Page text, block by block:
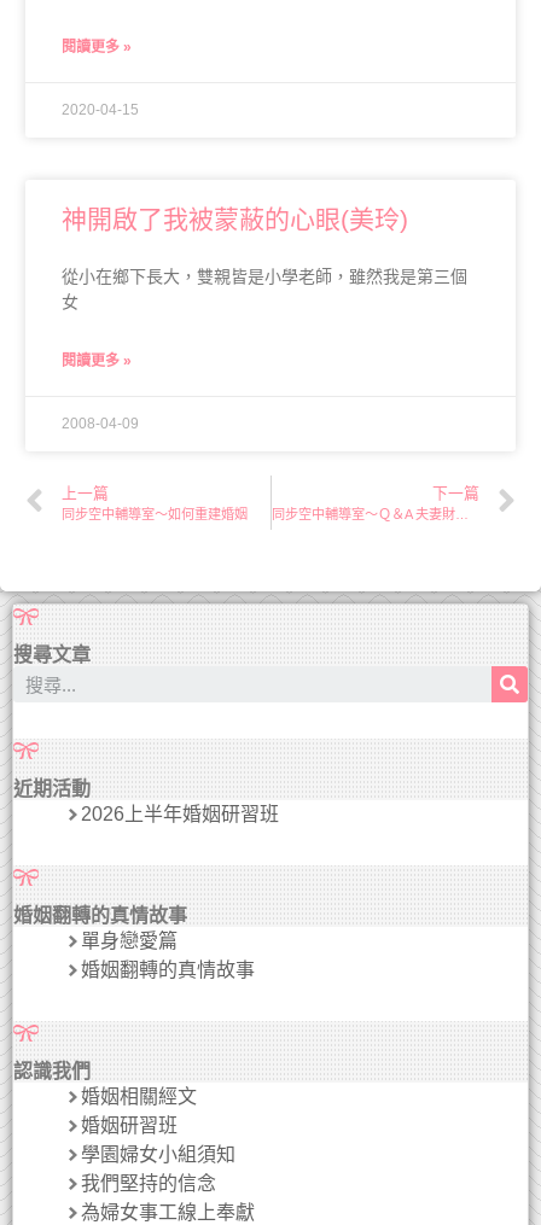
閱讀更多 »
2020-04-15
神開啟了我被蒙蔽的心眼(美玲)
從小在鄉下長大，雙親皆是小學老師，雖然我是第三個
女
閱讀更多 »
2008-04-09
上一篇
同步空中輔導室～如何重建婚姻
下一篇
同步空中輔導室～Ｑ＆A 夫妻財務溝通
搜尋文章
近期活動
2026上半年婚姻研習班
婚姻翻轉的真情故事
單身戀愛篇
婚姻翻轉的真情故事
認識我們
婚姻相關經文
婚姻研習班
學園婦女小組須知
我們堅持的信念
為婦女事工線上奉獻